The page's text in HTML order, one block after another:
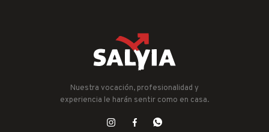
Nuestra vocación, profesionalidad y
experiencia le harán sentir como en casa.